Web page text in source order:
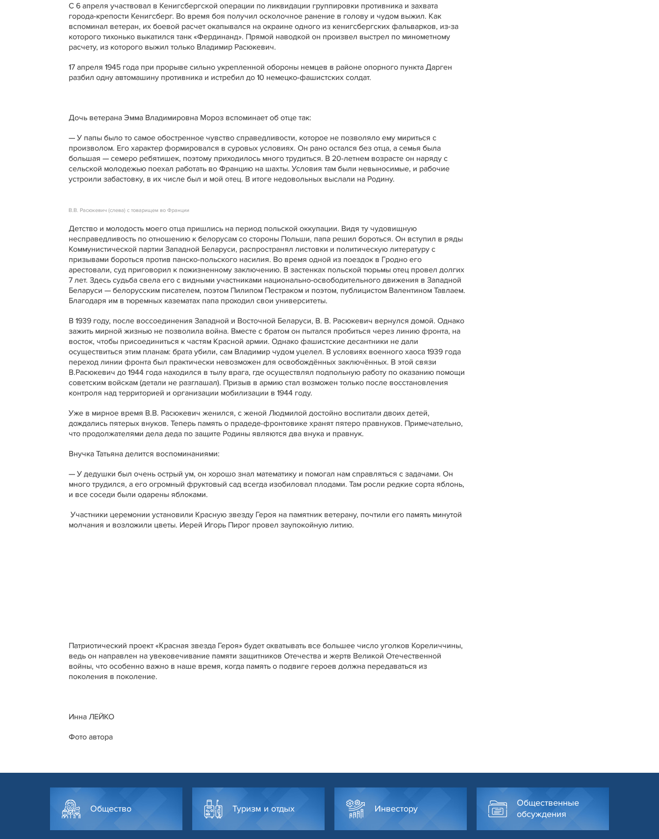
С 6 апреля участвовал в Кенигсбергской операции по ликвидации группировки противника и захвата
города-крепости Кенигсберг. Во время боя получил осколочное ранение в голову и чудом выжил. Как
вспоминал ветеран, их боевой расчет окапывался на окраине одного из кенигсбергских фальварков, из-за
которого тихонько выкатился танк «Фердинанд». Прямой наводкой он произвел выстрел по минометному
расчету, из которого выжил только Владимир Расюкевич.
17 апреля 1945 года при прорыве сильно укрепленной обороны немцев в районе опорного пункта Дарген
разбил одну автомашину противника и истребил до 10 немецко-фашистских солдат.
Дочь ветерана Эмма Владимировна Мороз вспоминает об отце так:
— У папы было то самое обостренное чувство справедливости, которое не позволяло ему мириться с
произволом. Его характер формировался в суровых условиях. Он рано остался без отца, а семья была
большая — семеро ребятишек, поэтому приходилось много трудиться. В 20-летнем возрасте он наряду с
сельской молодежью поехал работать во Францию на шахты. Условия там были невыносимые, и рабочие
устроили забастовку, в их числе был и мой отец. В итоге недовольных выслали на Родину.
В.В. Расюкевич (слева) с товарищем во Франции
Детство и молодость моего отца пришлись на период польской оккупации. Видя ту чудовищную
несправедливость по отношению к белорусам со стороны Польши, папа решил бороться. Он вступил в ряды
Коммунистической партии Западной Беларуси, распространял листовки и политическую литературу с
призывами бороться против панско-польского насилия. Во время одной из поездок в Гродно его
арестовали, суд приговорил к пожизненному заключению. В застенках польской тюрьмы отец провел долгих
7 лет. Здесь судьба свела его с видными участниками национально-освободительного движения в Западной
Беларуси — белорусским писателем, поэтом Пилипом Пестраком и поэтом, публицистом Валентином Тавлаем.
Благодаря им в тюремных казематах папа проходил свои университеты.
В 1939 году, после воссоединения Западной и Восточной Беларуси, В. В. Расюкевич вернулся домой. Однако
зажить мирной жизнью не позволила война. Вместе с братом он пытался пробиться через линию фронта, на
восток, чтобы присоединиться к частям Красной армии. Однако фашистские десантники не дали
осуществиться этим планам: брата убили, сам Владимир чудом уцелел. В условиях военного хаоса 1939 года
переход линии фронта был практически невозможен для освобождённых заключённых. В этой связи
В.Расюкевич до 1944 года находился в тылу врага, где осуществлял подпольную работу по оказанию помощи
советским войскам (детали не разглашал). Призыв в армию стал возможен только после восстановления
контроля над территорией и организации мобилизации в 1944 году.
Уже в мирное время В.В. Расюкевич женился, с женой Людмилой достойно воспитали двоих детей,
дождались пятерых внуков. Теперь память о прадеде-фронтовике хранят пятеро правнуков. Примечательно,
что продолжателями дела деда по защите Родины являются два внука и правнук.
Внучка Татьяна делится воспоминаниями:
— У дедушки был очень острый ум, он хорошо знал математику и помогал нам справляться с задачами. Он
много трудился, а его огромный фруктовый сад всегда изобиловал плодами. Там росли редкие сорта яблонь,
и все соседи были одарены яблоками.
Участники церемонии установили Красную звезду Героя на памятник ветерану, почтили его память минутой
молчания и возложили цветы. Иерей Игорь Пирог провел заупокойную литию.
Патриотический проект «Красная звезда Героя» будет охватывать все большее число уголков Кореличчины,
ведь он направлен на увековечивание памяти защитников Отечества и жертв Великой Отечественной
войны, что особенно важно в наше время, когда память о подвиге героев должна передаваться из
поколения в поколение.
Инна ЛЕЙКО
Фото автора
Общество Туризм и отдых Инвестору
Общественные
обсуждения